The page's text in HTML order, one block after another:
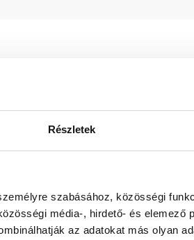
Részletek
szabásához, közösségi
média-, hirdető- és elemező
az adatokat más olyan
biztosít. Védi a gerincvégét a
színének a lehető
nem tükrözik 100%-ban a